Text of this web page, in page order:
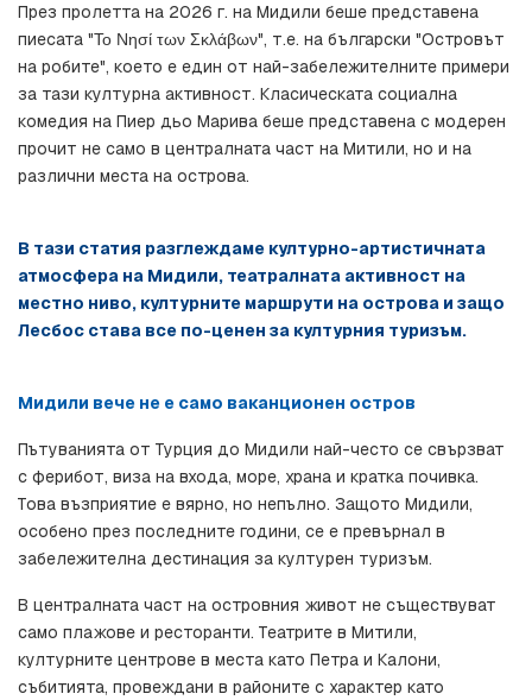
През пролетта на 2026 г. на Мидили беше представена
пиесата "Το Νησί των Σκλάβων", т.е. на български "Островът
на робите", което е един от най-забележителните примери
за тази културна активност. Класическата социална
комедия на Пиер дьо Марива беше представена с модерен
прочит не само в централната част на Митили, но и на
различни места на острова.
В тази статия разглеждаме културно-артистичната
атмосфера на Мидили, театралната активност на
местно ниво, културните маршрути на острова и защо
Лесбос става все по-ценен за културния туризъм.
Мидили вече не е само ваканционен остров
Пътуванията от Турция до Мидили най-често се свързват
с ферибот, виза на входа, море, храна и кратка почивка.
Това възприятие е вярно, но непълно. Защото Мидили,
особено през последните години, се е превърнал в
забележителна дестинация за културен туризъм.
В централната част на островния живот не съществуват
само плажове и ресторанти. Театрите в Митили,
културните центрове в места като Петра и Калони,
събитията, провеждани в районите с характер като